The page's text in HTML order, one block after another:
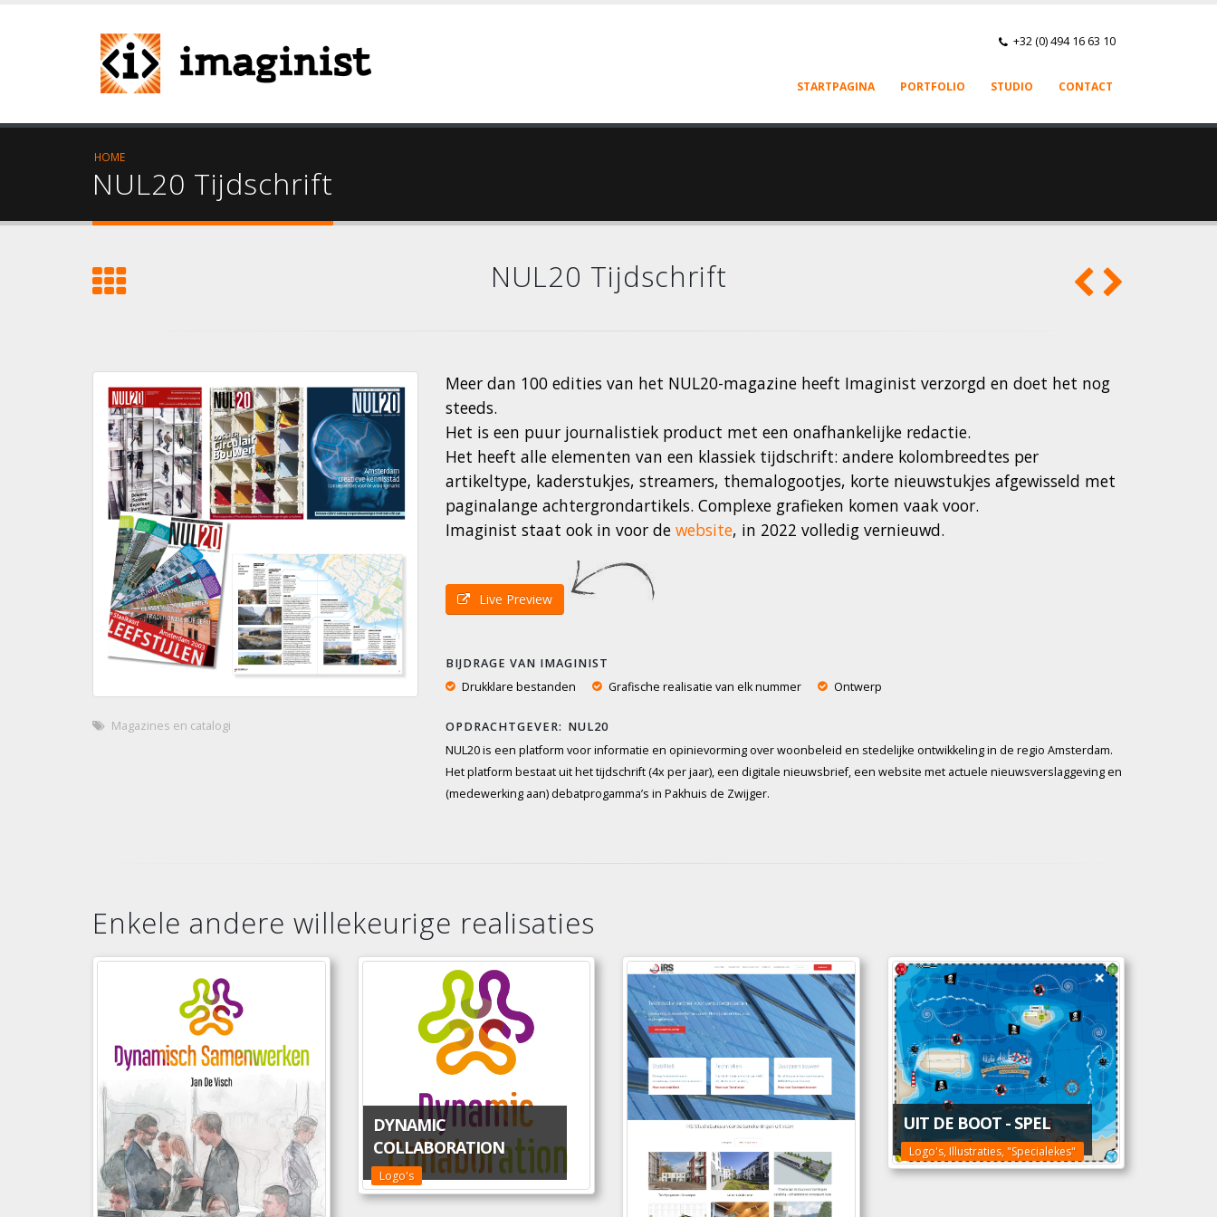
+32 (0) 494 16 63 10
STARTPAGINA PORTFOLIO STUDIO CONTACT
HOME
NUL20 Tijdschrift
NUL20 Tijdschrift
Magazines en catalogi
Meer dan 100 edities van het NUL20-magazine heeft Imaginist verzorgd en doet het nog
steeds.
Het is een puur journalistiek product met een onafhankelijke redactie.
Het heeft alle elementen van een klassiek tijdschrift: andere kolombreedtes per
artikeltype, kaderstukjes, streamers, themalogootjes, korte nieuwstukjes afgewisseld met
paginalange achtergrondartikels. Complexe grafieken komen vaak voor.
Imaginist staat ook in voor de website, in 2022 volledig vernieuwd.
Live Preview
BIJDRAGE VAN IMAGINIST
Drukklare bestanden
Grafische realisatie van elk nummer Ontwerp
NUL20
NUL20 is een platform voor informatie en opinievorming over woonbeleid en stedelijke ontwikkeling in de regio Amsterdam.
Het platform bestaat uit het tijdschrift (4x per jaar), een digitale nieuwsbrief, een website met actuele nieuwsverslaggeving en
(medewerking aan) debatprogamma’s in Pakhuis de Zwijger.
Enkele andere willekeurige realisaties
DYNAMIC
COLLABORATION
Logo's
UIT DE BOOT - SPEL
Logo's, Illustraties, "Specialekes"